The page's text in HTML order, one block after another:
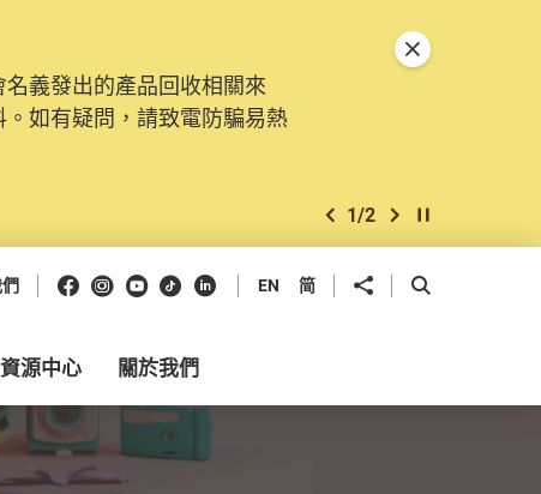
義發出的產品回收相關來
如有疑問，請致電防騙易熱
上一個
1/2 下一個開始/暫停幻燈
關閉特別通告
Facebook
Instagram
Youtube
抖音領英 EN 简 分享到 開啟搜尋框
資源中心 關於我們